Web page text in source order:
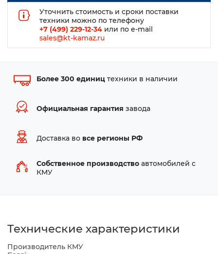
Уточнить стоимость и сроки поставки
техники можно по телефону
+7 (499) 229-12-34 или по e-mail
sales@kt-kamaz.ru
Более 300 единиц техники в наличии
Официальная гарантия завода
Доставка во все регионы РФ
Собственное производство автомобилей с
КМУ
Технические характеристики
Производитель КМУ